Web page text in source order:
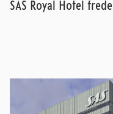
SAS Royal Hotel